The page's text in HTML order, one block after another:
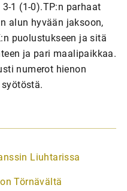
1 (1-0).TP:n parhaat
alun hyvään jaksoon,
puolustukseen ja sitä
ja pari maalipaikkaa.
numerot hienon
Liuhtarissa
Törnävältä